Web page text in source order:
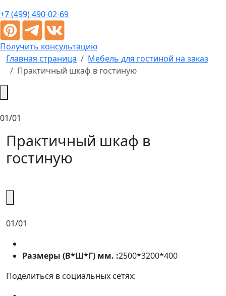
+7 (499) 490-02-69
Получить консультацию
Главная страница
Мебель для гостиной на заказ
Практичный шкаф в гостиную
01/01
Практичный шкаф в
гостиную
01/01
Размеры (В*Ш*Г) мм. :2500*3200*400
Поделиться в социальных сетях: